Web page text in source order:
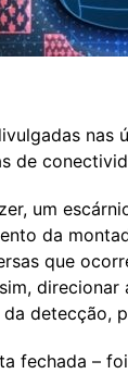
nas
de
um
da
que
detecção,
fechada –